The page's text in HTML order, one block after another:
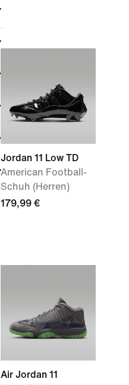
Jordan 11 Low TD
American Football-
Schuh (Herren)
179,99 €
Air Jordan 11